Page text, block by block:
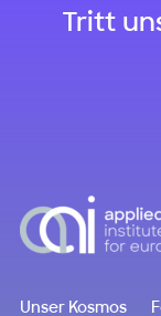
Tritt
Unser Kosmos